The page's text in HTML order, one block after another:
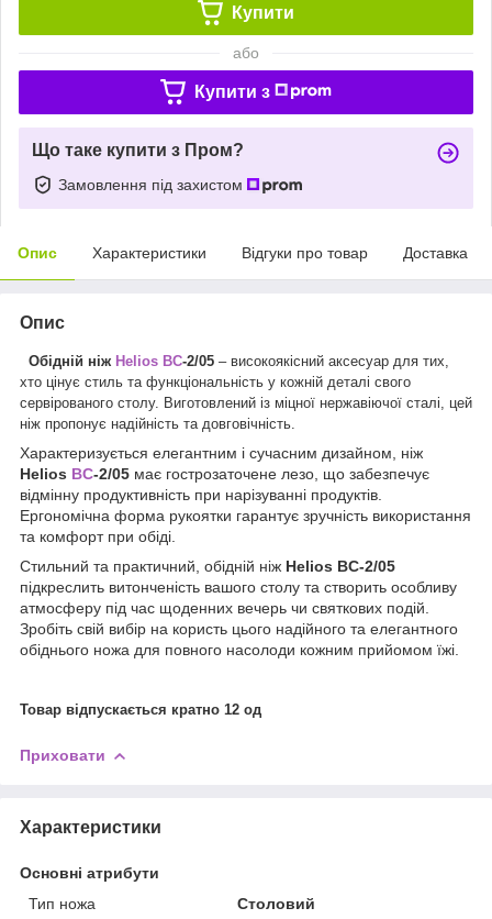
Купити
або
Купити з
Що таке купити з Пром?
Замовлення під захистом
Опис Характеристики Відгуки про товар Доставка
Опис
Обідній ніж Helios BC-2/05 – високоякісний аксесуар для тих,
хто цінує стиль та функціональність у кожній деталі свого
сервірованого столу. Виготовлений із міцної нержавіючої сталі, цей
ніж пропонує надійність та довговічність.
Характеризується елегантним і сучасним дизайном, ніж
Helios BC-2/05 має гострозаточене лезо, що забезпечує
відмінну продуктивність при нарізуванні продуктів.
Ергономічна форма рукоятки гарантує зручність використання
та комфорт при обіді.
Стильний та практичний, обідній ніж Helios BC-2/05
підкреслить витонченість вашого столу та створить особливу
атмосферу під час щоденних вечерь чи святкових подій.
Зробіть свій вибір на користь цього надійного та елегантного
обіднього ножа для повного насолоди кожним прийомом їжі.
Товар відпускається кратно 12 од
Приховати
Характеристики
Основні атрибути
Тип ножа
Столовий